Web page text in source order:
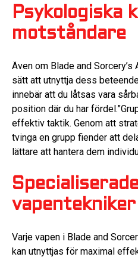
Psykologiska
motståndare
Även om Blade and
sätt att utnyttja dess
innebär att du låtsas vara
position där du har
effektiv taktik. Genom att
tvinga en grupp fiender att
lättare att hantera dem
vapentekniker
Varje vapen i Blade and
kan utnyttjas för maximal